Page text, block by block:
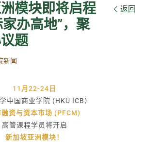
模块即将启程
办高地”，聚
题
返回
新闻
11月22-24日
中国商业学院 (HKU ICB）
融资与资本市场 (PFCM)
高管课程学员将开启
新加坡亚洲模块！